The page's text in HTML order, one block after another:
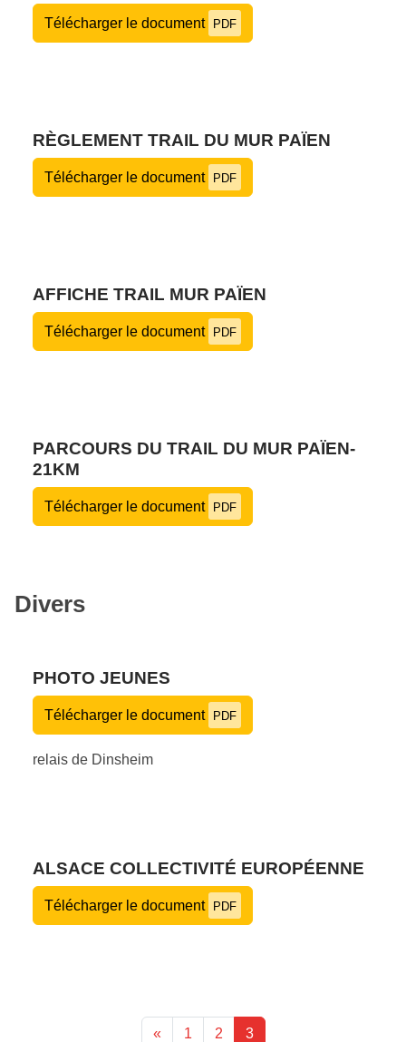
Télécharger le document PDF
RÈGLEMENT TRAIL DU MUR PAÏEN
Télécharger le document PDF
AFFICHE TRAIL MUR PAÏEN
Télécharger le document PDF
PARCOURS DU TRAIL DU MUR PAÏEN-
21KM
Télécharger le document PDF
Divers
PHOTO JEUNES
Télécharger le document PDF
relais de Dinsheim
ALSACE COLLECTIVITÉ EUROPÉENNE
Télécharger le document PDF
« 1 2 3